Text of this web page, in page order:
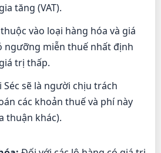
tăng (VAT).
vào loại hàng hóa và giá
ngưỡng miễn thuế nhất định
trị thấp.
sẽ là người chịu trách
các khoản thuế và phí này
thuận khác).